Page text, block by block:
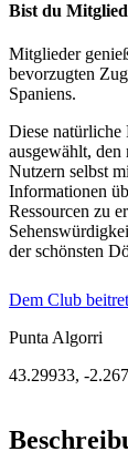
Bist du
Mitglieder
bevorzugten
Spaniens.
Diese natürliche
ausgewählt, den
Nutzern selbst
Informationen
Ressourcen zu
der schönsten
Dem Club
Punta Algorri
43.29933, -